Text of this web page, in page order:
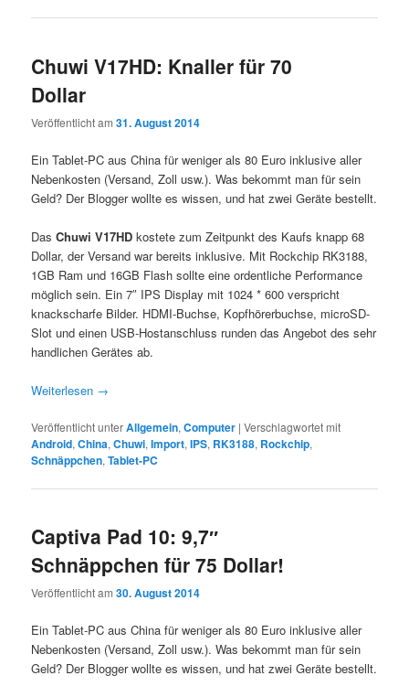
Chuwi V17HD: Knaller für 70
Dollar
Veröffentlicht am31. August 2014
Ein Tablet-PC aus China für weniger als 80 Euro inklusive aller
Nebenkosten (Versand, Zoll usw.). Was bekommt man für sein
Geld? Der Blogger wollte es wissen, und hat zwei Geräte bestellt.
DasChuwi V17HD kostete zum Zeitpunkt des Kaufs knapp 68
Dollar, der Versand war bereits inklusive. Mit Rockchip RK3188,
1GB Ram und 16GB Flash sollte eine ordentliche Performance
möglich sein. Ein 7″ IPS Display mit 1024 * 600 verspricht
knackscharfe Bilder. HDMI-Buchse, Kopfhörerbuchse, microSD-
Slot und einen USB-Hostanschluss runden das Angebot des sehr
handlichen Gerätes ab.
Weiterlesen →
Veröffentlicht unterAllgemein,Computer |Verschlagwortet mit
Android,China,Chuwi,Import,IPS, RK3188, Rockchip,
Schnäppchen,Tablet-PC
Captiva Pad 10: 9,7″
Schnäppchen für 75 Dollar!
Veröffentlicht am30. August 2014
Ein Tablet-PC aus China für weniger als 80 Euro inklusive aller
Nebenkosten (Versand, Zoll usw.). Was bekommt man für sein
Geld? Der Blogger wollte es wissen, und hat zwei Geräte bestellt.